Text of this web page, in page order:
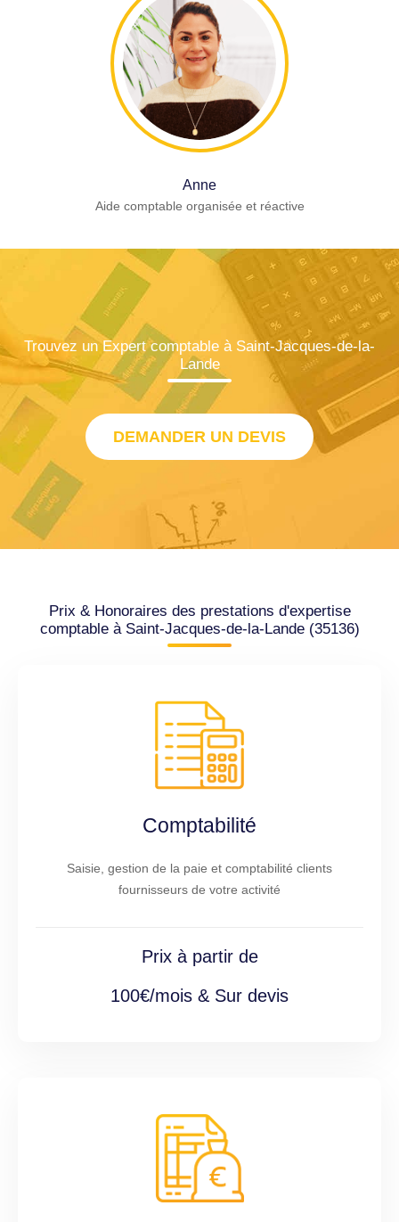
Anne
Aide comptable organisée et réactive
Trouvez un Expert comptable à Saint-Jacques-de-la-
Lande
DEMANDER UN DEVIS
Prix & Honoraires des prestations d'expertise
comptable à Saint-Jacques-de-la-Lande (35136)
Comptabilité
Saisie, gestion de la paie et comptabilité clients
fournisseurs de votre activité
Prix à partir de
100€/mois & Sur devis